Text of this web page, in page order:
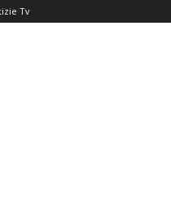
Tv